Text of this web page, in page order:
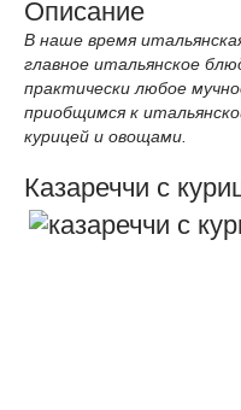
Описание
В наше время
главное итальянское
практически любое
приобщимся к
курицей и овощами.
Казареччи с